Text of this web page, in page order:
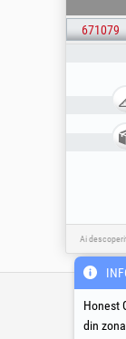
671079
Ai
Honest
din